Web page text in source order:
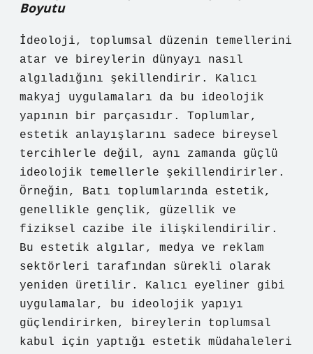
Boyutu
İdeoloji, toplumsal düzenin temellerini
atar ve bireylerin dünyayı nasıl
algıladığını şekillendirir. Kalıcı
makyaj uygulamaları da bu ideolojik
yapının bir parçasıdır. Toplumlar,
estetik anlayışlarını sadece bireysel
tercihlerle değil, aynı zamanda güçlü
ideolojik temellerle şekillendirirler.
Örneğin, Batı toplumlarında estetik,
genellikle gençlik, güzellik ve
fiziksel cazibe ile ilişkilendirilir.
Bu estetik algılar, medya ve reklam
sektörleri tarafından sürekli olarak
yeniden üretilir. Kalıcı eyeliner gibi
uygulamalar, bu ideolojik yapıyı
güçlendirirken, bireylerin toplumsal
kabul için yaptığı estetik müdahaleleri